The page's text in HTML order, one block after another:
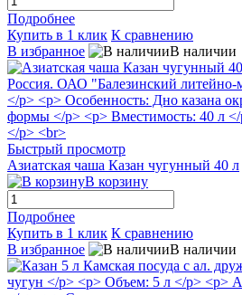
Подробнее
Купить в 1 клик К сравнению
В избранное
В наличии
Быстрый просмотр
Азиатская чаша Казан чугунный 40 л
В корзину
Подробнее
Купить в 1 клик К сравнению
В избранное
В наличии